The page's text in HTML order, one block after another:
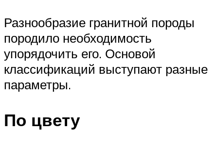
Разнообразие гранитной породы
породило необходимость
упорядочить его. Основой
классификаций выступают разные
параметры.
По цвету